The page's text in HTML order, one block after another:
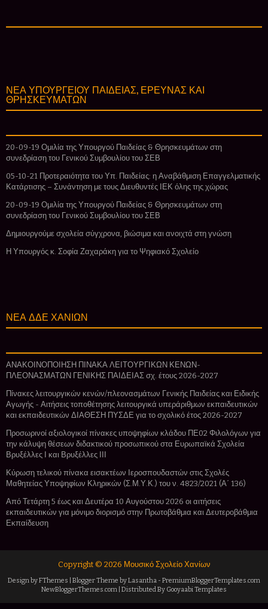
ΝΕΑ ΥΠΟΥΡΓΕΙΟΥ ΠΑΙΔΕΙΑΣ, ΕΡΕΥΝΑΣ ΚΑΙ
ΘΡΗΣΚΕΥΜΑΤΩΝ
20-09-19 Ομιλία της Υπουργού Παιδείας & Θρησκευμάτων στη
συνεδρίαση του Γενικού Συμβουλίου του ΣΕΒ
05-10-21 Προτεραιότητα του Υπ. Παιδείας: η Αναβάθμιση Επαγγελματικής
Κατάρτισης – Συνάντηση με τους Διευθυντές ΙΕΚ όλης της χώρας
20-09-19 Ομιλία της Υπουργού Παιδείας & Θρησκευμάτων στη
συνεδρίαση του Γενικού Συμβουλίου του ΣΕΒ
Δημιουργούμε σχολεία σύγχρονα, βιώσιμα και ανοιχτά στη γνώση
Η Υπουργός κ. Σοφία Ζαχαράκη για το Ψηφιακό Σχολείο
ΝΕΑ ΔΔΕ ΧΑΝΙΩΝ
ΑΝΑΚΟΙΝΟΠΟΙΗΣΗ ΠΙΝΑΚΑ ΛΕΙΤΟΥΡΓΙΚΩΝ ΚΕΝΩΝ-
ΠΛΕΟΝΑΣΜΑΤΩΝ ΓΕΝΙΚΗΣ ΠΑΙΔΕΙΑΣ σχ. έτους 2026-2027
Πίνακες λειτουργικών κενών/πλεονασμάτων Γενικής Παιδείας και Ειδικής
Αγωγής - Αιτήσεις τοποθέτησης λειτουργικά υπεράριθμων εκπαιδευτικών
και εκπαιδευτικών ΔΙΑΘΕΣΗ ΠΥΣΔΕ για το σχολικό έτος 2026-2027
Προσωρινοί αξιολογικοί πίνακες υποψηφίων κλάδου ΠΕ02 Φιλολόγων για
την κάλυψη θέσεων διδακτικού προσωπικού στα Ευρωπαϊκά Σχολεία
Βρυξέλλες Ι και Βρυξέλλες ΙΙΙ
Κύρωση τελικού πίνακα εισακτέων Ιεροσπουδαστών στις Σχολές
Μαθητείας Υποψηφίων Κληρικών (Σ.Μ.Υ.Κ.) του ν. 4823/2021 (Α΄ 136)
Από Τετάρτη 5 έως και Δευτέρα 10 Αυγούστου 2026 οι αιτήσεις
εκπαιδευτικών για μόνιμο διορισμό στην Πρωτοβάθμια και Δευτεροβάθμια
Εκπαίδευση
Copyright © 2026 Μουσικό Σχολείο Χανίων
Design byFThemes | Blogger Theme byLasantha - PremiumBloggerTemplates.com
NewBloggerThemes.com | Distributed By Gooyaabi Templates